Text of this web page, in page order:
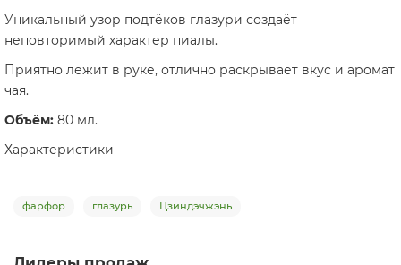
Уникальный узор подтёков глазури создаёт
неповторимый характер пиалы.
Приятно лежит в руке, отлично раскрывает вкус и аромат
чая.
Объём: 80 мл.
Характеристики
фарфор глазурь Цзиндэчжэнь